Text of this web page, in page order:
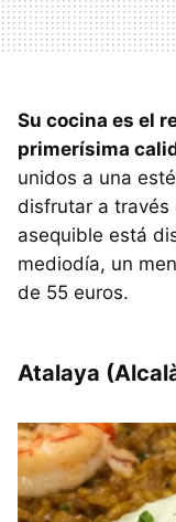
Su cocina es el
primerísima
unidos a una
disfrutar a través
asequible está
mediodía, un
de 55 euros.
Atalaya